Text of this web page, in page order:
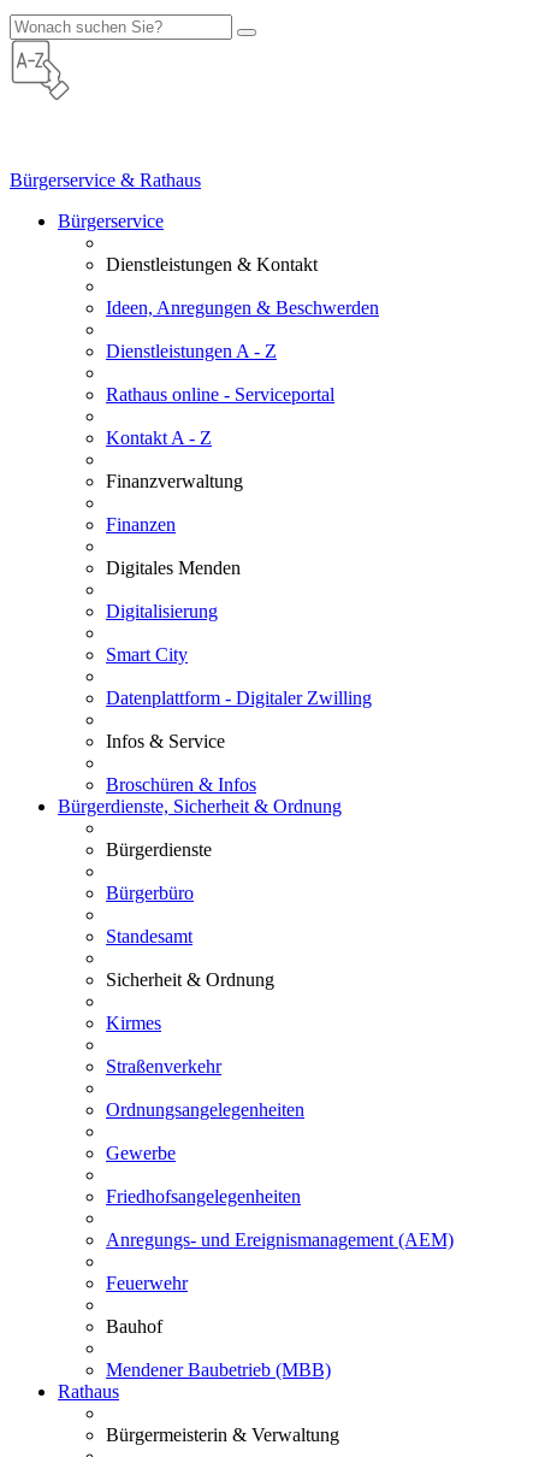
Bürgerservice & Rathaus
Bürgerservice
Dienstleistungen & Kontakt
Ideen, Anregungen & Beschwerden
Dienstleistungen A - Z
Rathaus online - Serviceportal
Kontakt A - Z
Finanzverwaltung
Finanzen
Digitales Menden
Digitalisierung
Smart City
Datenplattform - Digitaler Zwilling
Infos & Service
Broschüren & Infos
Bürgerdienste, Sicherheit & Ordnung
Bürgerdienste
Bürgerbüro
Standesamt
Sicherheit & Ordnung
Kirmes
Straßenverkehr
Ordnungsangelegenheiten
Gewerbe
Friedhofsangelegenheiten
Anregungs- und Ereignismanagement (AEM)
Feuerwehr
Bauhof
Mendener Baubetrieb (MBB)
Rathaus
Bürgermeisterin & Verwaltung